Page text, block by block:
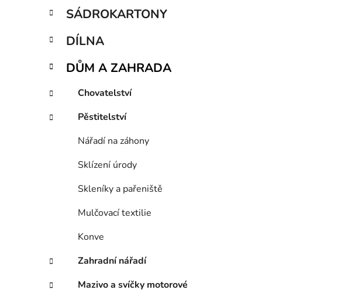
r
n
n
í
p
n
o
i
SÁDROKARTONY
DÍLNA
DŮM A ZAHRADA
Chovatelství
Pěstitelství
Nářadí na záhony
Sklízení úrody
Skleníky a pařeniště
Mulčovací textilie
Konve
Zahradní nářadí
Mazivo a svíčky motorové